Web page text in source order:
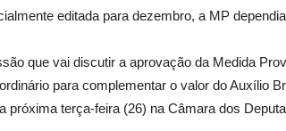
que vai discutir a aprovação da Medida
para complementar o valor do Auxílio
próxima terça-feira (26) na Câmara dos